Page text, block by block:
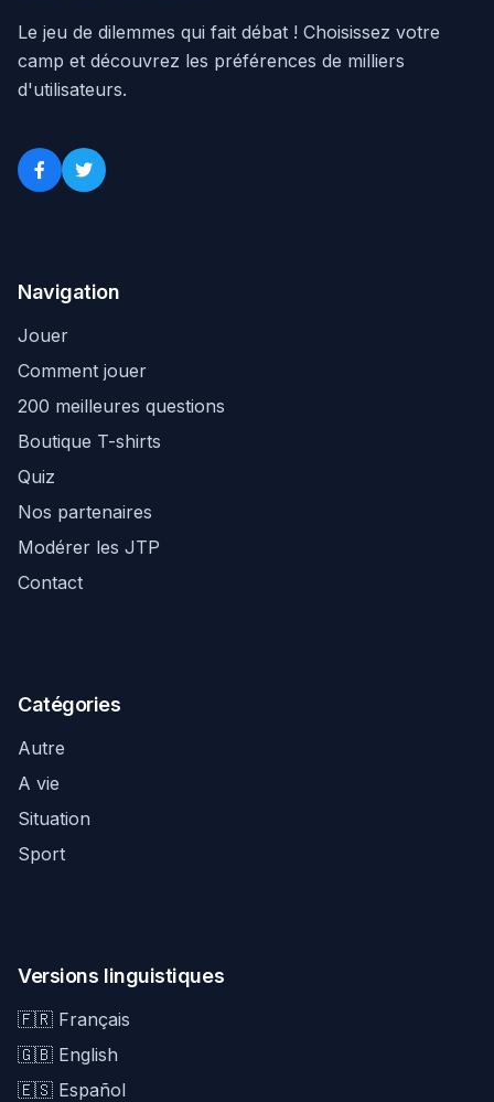
Le jeu de dilemmes qui fait débat ! Choisissez votre
camp et découvrez les préférences de milliers
d'utilisateurs.
Navigation
Jouer
Comment jouer
200 meilleures questions
Boutique T-shirts
Quiz
Nos partenaires
Modérer les JTP
Contact
Catégories
Autre
A vie
Situation
Sport
Versions linguistiques
🇫🇷 Français
🇬🇧 English
🇪🇸 Español